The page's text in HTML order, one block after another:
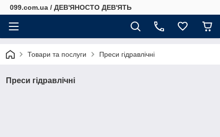
099.com.ua / ДЕВ'ЯНОСТО ДЕВ'ЯТЬ
Товари та послуги Преси гідравлічні
Преси гідравлічні